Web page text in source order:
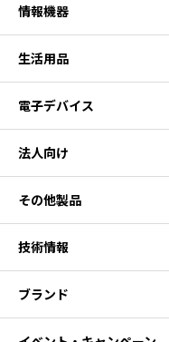
情報機器
生活用品
電子デバイス
法人向け
その他製品
技術情報
ブランド